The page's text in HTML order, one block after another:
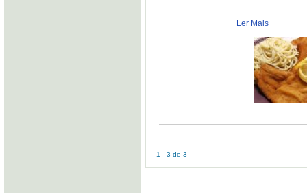
...
Ler Mais +
1 - 3 de 3